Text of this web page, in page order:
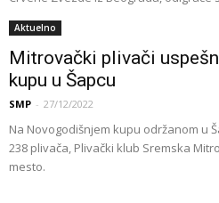
Aktuelno
Mitrovački plivači
kupu u Šapcu
SMP - 27/12/2022
Na Novogodišnjem kupu održanom u
238 plivača, Plivački klub Sremska
mesto.